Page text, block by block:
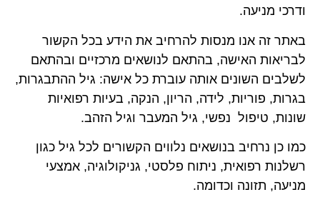
ודרכי מניעה.
באתר זה אנו מנסות להרחיב את הידע בכל הקשור
לבריאות האישה, בהתאם לנושאים מרכזיים ובהתאם
לשלבים השונים אותה עוברת כל אישה: גיל ההתבגרות,
בגרות, פוריות, לידה, הריון, הנקה, בעיות רפואיות
שונות, טיפול נפשי, גיל המעבר וגיל הזהב.
כמו כן נרחיב בנושאים נלווים הקשורים לכל גיל כגון
רשלנות רפואית, ניתוח פלסטי, גניקולוגיה, אמצעי
מניעה, תזונה וכדומה.